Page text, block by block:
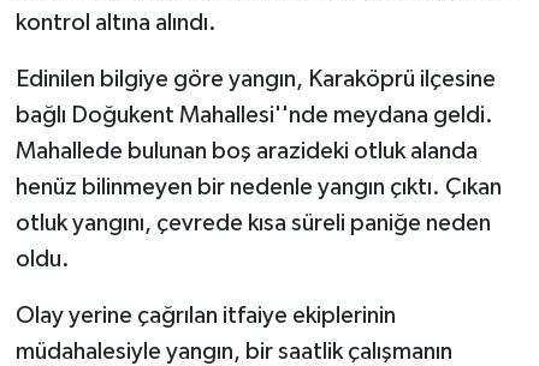
kontrol altına alındı.
Edinilen bilgiye göre yangın, Karaköprü ilçesine
bağlı Doğukent Mahallesi''nde meydana geldi.
Mahallede bulunan boş arazideki otluk alanda
henüz bilinmeyen bir nedenle yangın çıktı. Çıkan
otluk yangını, çevrede kısa süreli paniğe neden
oldu.
Olay yerine çağrılan itfaiye ekiplerinin
müdahalesiyle yangın, bir saatlik çalışmanın